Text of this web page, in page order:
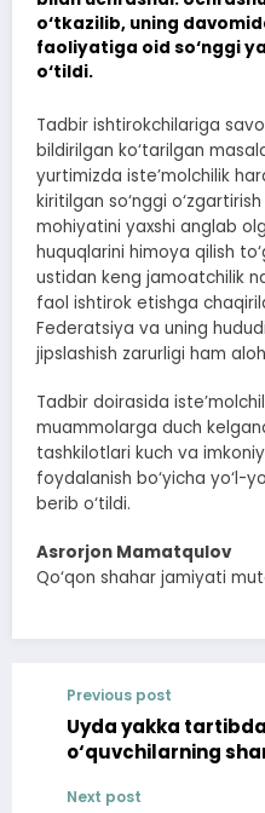
o‘tkazilib, uning
faoliyatiga oid so‘nggi
o‘tildi.
Tadbir ishtirokchilariga
bildirilgan ko‘tarilgan
yurtimizda iste’molchilik
kiritilgan so‘nggi
mohiyatini yaxshi anglab
huquqlarini himoya qilish
ustidan keng jamoatchilik
faol ishtirok etishga
Federatsiya va uning
jipslashish zarurligi ham
Tadbir doirasida
muammolarga duch
tashkilotlari kuch va
foydalanish bo‘yicha yo‘l-
berib o‘tildi.
Asrorjon Mamatqulov
Qo‘qon shahar jamiyati
Previous post
Uyda yakka
o‘quvchilarning
Next post